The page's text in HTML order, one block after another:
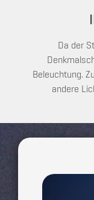
Da der
Beleuchtung.
andere
Show larger